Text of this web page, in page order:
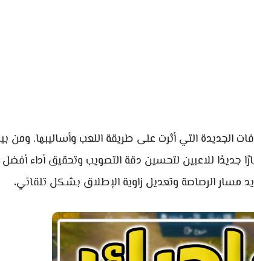
الجديدة التي أثرت على طريقة اللعب وأساليبها. ومن
جديدًا للاعبين لتحسين دقة التصويب وتحقيق أداء
مسار الرصاصة وتعديل زاوية الإطلاق بشكل تلقائي،